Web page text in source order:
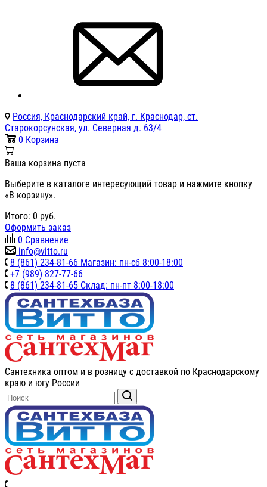
Россия, Краснодарский край, г. Краснодар, ст.
Старокорсунская, ул. Северная д. 63/4
0 Корзина
Ваша корзина пуста
Выберите в каталоге интересующий товар и нажмите кнопку
«В корзину».
Итого: 0 руб.
Оформить заказ
0 Сравнение
info@vitto.ru
8 (861) 234-81-66 Магазин: пн-сб 8:00-18:00
+7 (989) 827-77-66
8 (861) 234-81-65 Склад: пн-пт 8:00-18:00
Сантехника оптом и в розницу с доставкой по Краснодарскому
краю и югу России